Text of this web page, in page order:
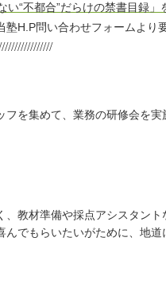
い“不都合”だらけの禁書目録」
H.P問い合わせフォームより
を集めて、業務の研修会を実
教材準備や採点アシスタン
でもらいたいがために、地